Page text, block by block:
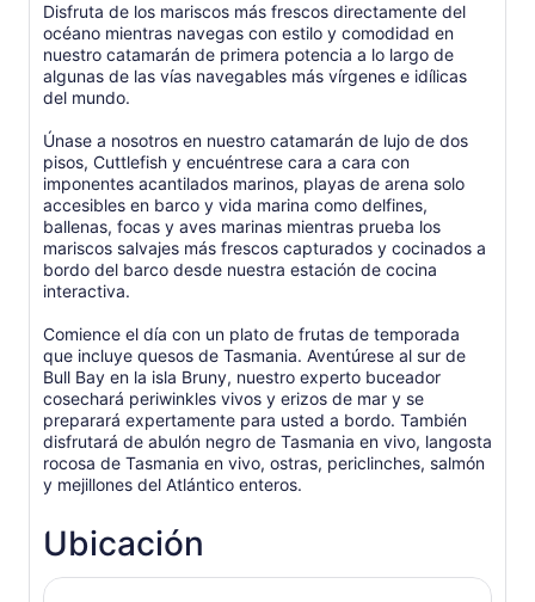
Disfruta de los mariscos más frescos directamente del
océano mientras navegas con estilo y comodidad en
nuestro catamarán de primera potencia a lo largo de
algunas de las vías navegables más vírgenes e idílicas
del mundo.
Únase a nosotros en nuestro catamarán de lujo de dos
pisos, Cuttlefish y encuéntrese cara a cara con
imponentes acantilados marinos, playas de arena solo
accesibles en barco y vida marina como delfines,
ballenas, focas y aves marinas mientras prueba los
mariscos salvajes más frescos capturados y cocinados a
bordo del barco desde nuestra estación de cocina
interactiva.
Comience el día con un plato de frutas de temporada
que incluye quesos de Tasmania. Aventúrese al sur de
Bull Bay en la isla Bruny, nuestro experto buceador
cosechará periwinkles vivos y erizos de mar y se
preparará expertamente para usted a bordo. También
disfrutará de abulón negro de Tasmania en vivo, langosta
rocosa de Tasmania en vivo, ostras, periclinches, salmón
y mejillones del Atlántico enteros.
Ubicación